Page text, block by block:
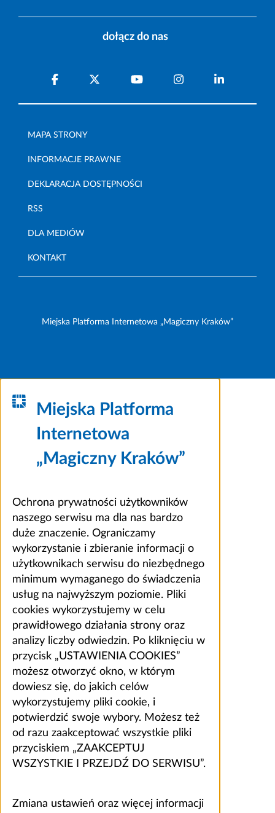
dołącz do nas
MAPA STRONY
INFORMACJE PRAWNE
DEKLARACJA DOSTĘPNOŚCI
RSS
DLA MEDIÓW
KONTAKT
Miejska Platforma Internetowa „Magiczny Kraków”
Miejska Platforma
Internetowa
„Magiczny Kraków”
Ochrona prywatności użytkowników
naszego serwisu ma dla nas bardzo
duże znaczenie. Ograniczamy
wykorzystanie i zbieranie informacji o
użytkownikach serwisu do niezbędnego
minimum wymaganego do świadczenia
usług na najwyższym poziomie. Pliki
cookies wykorzystujemy w celu
prawidłowego działania strony oraz
analizy liczby odwiedzin. Po kliknięciu w
przycisk „USTAWIENIA COOKIES”
możesz otworzyć okno, w którym
dowiesz się, do jakich celów
wykorzystujemy pliki cookie, i
potwierdzić swoje wybory. Możesz też
od razu zaakceptować wszystkie pliki
przyciskiem „ZAAKCEPTUJ
WSZYSTKIE I PRZEJDŹ DO SERWISU”.
Zmiana ustawień oraz więcej informacji